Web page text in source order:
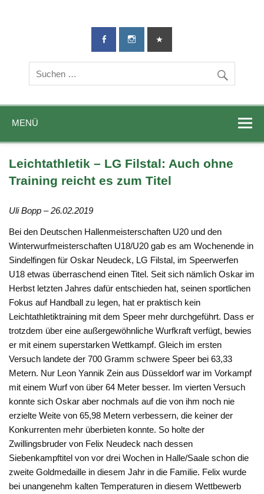
TG-Geislingen
DIE Sportadresse in Geislingen!
MENÜ
Leichtathletik – LG Filstal: Auch ohne
Training reicht es zum Titel
Uli Bopp – 26.02.2019
Bei den Deutschen Hallenmeisterschaften U20 und den
Winterwurfmeisterschaften U18/U20 gab es am Wochenende in
Sindelfingen für Oskar Neudeck, LG Filstal, im Speerwerfen
U18 etwas überraschend einen Titel. Seit sich nämlich Oskar im
Herbst letzten Jahres dafür entschieden hat, seinen sportlichen
Fokus auf Handball zu legen, hat er praktisch kein
Leichtathletiktraining mit dem Speer mehr durchgeführt. Dass er
trotzdem über eine außergewöhnliche Wurfkraft verfügt, bewies
er mit einem superstarken Wettkampf. Gleich im ersten
Versuch landete der 700 Gramm schwere Speer bei 63,33
Metern. Nur Leon Yannik Zein aus Düsseldorf war im Vorkampf
mit einem Wurf von über 64 Meter besser. Im vierten Versuch
konnte sich Oskar aber nochmals auf die von ihm noch nie
erzielte Weite von 65,98 Metern verbessern, die keiner der
Konkurrenten mehr überbieten konnte. So holte der
Zwillingsbruder von Felix Neudeck nach dessen
Siebenkampftitel von vor drei Wochen in Halle/Saale schon die
zweite Goldmedaille in diesem Jahr in die Familie. Felix wurde
bei unangenehm kalten Temperaturen in diesem Wettbewerb